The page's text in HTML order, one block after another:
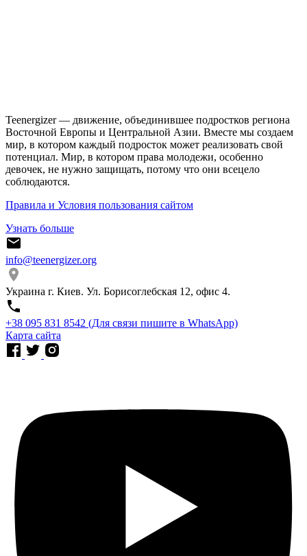
Teenergizer — движение, объединившее подростков региона
Восточной Европы и Центральной Азии. Вместе мы создаем
мир, в котором каждый подросток может реализовать свой
потенциал. Мир, в котором права молодежи, особенно
девочек, не нужно защищать, потому что они всецело
соблюдаются.
Правила и Условия пользования сайтом
Узнать больше
info@teenergizer.org
Украина г. Киев. Ул. Борисоглебская 12, офис 4.
⁨+38 095 831 8542⁩ (Для связи пишите в WhatsApp)
Карта сайта